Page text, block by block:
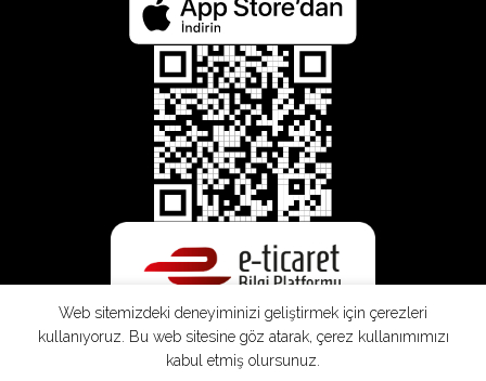
Web sitemizdeki deneyiminizi geliştirmek için çerezleri
kullanıyoruz. Bu web sitesine göz atarak, çerez kullanımımızı
kabul etmiş olursunuz.